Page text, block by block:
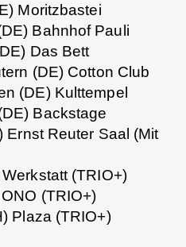
Moritzbastei
Bahnhof Pauli
Das Bett
(DE) Cotton Club
(DE) Kulttempel
Backstage
Ernst Reuter Saal (Mit
(TRIO+)
(TRIO+)
Plaza (TRIO+)